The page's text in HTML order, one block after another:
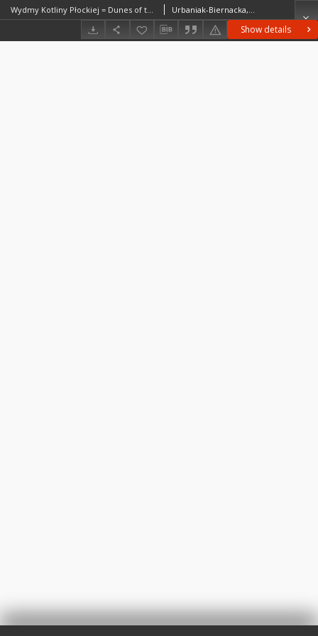
Show details
Wydmy Kotliny Płockiej = Dunes of the Płock Basin = Djuny v Plockoj Kotlovine Urbaniak-Biernacka, Urszula (1932–1997)